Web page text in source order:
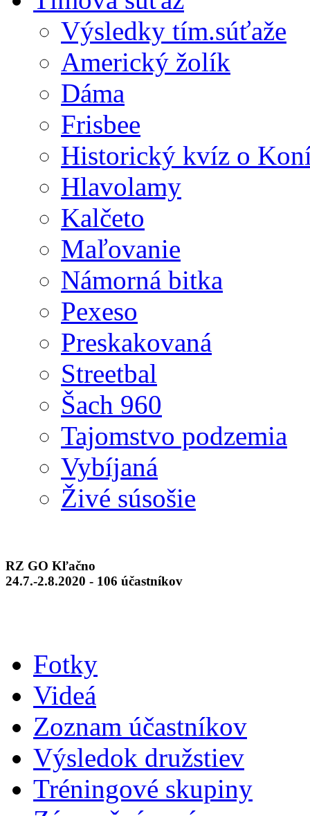
Výsledky tím.súťaže
Americký žolík
Dáma
Frisbee
Historický kvíz o
Hlavolamy
Kalčeto
Maľovanie
Námorná bitka
Pexeso
Preskakovaná
Streetbal
Šach 960
Tajomstvo podzemia
Vybíjaná
Živé súsošie
RZ GO Kľačno
24.7.-2.8.2020 - 106 účastníkov
Fotky
Videá
Zoznam účastníkov
Výsledok družstiev
Tréningové skupiny